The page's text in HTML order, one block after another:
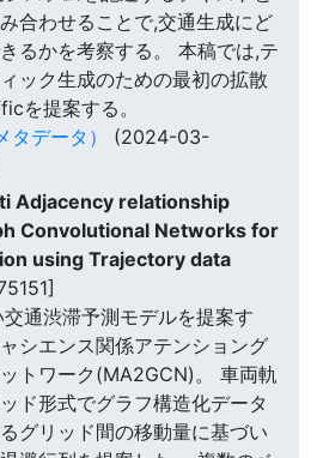
合わせることで,交通生成にど
るかを考察する。 本稿では,テ
ック生成のための最初の拡散
を提案する。
タデータ）
(2024-03-
Adjacency relationship
Convolutional Networks for
using Trajectory data
通渋滞予測モデルを提案す
シエンス関係アテンショング
トワーク(MA2GCN)。 車両軌
ド形式でグラフ構造化データ
グリッド間の移動量に基づい